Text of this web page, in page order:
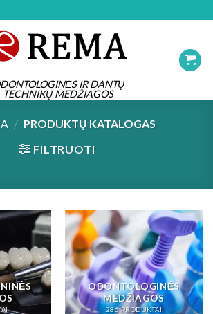
IR DANTŲ
TECHNIKŲ MEDŽIAGOS
/ PRODUKTŲ KATALOGAS
FILTRUOTI
ODONTOLOGINĖS
MEDŽIAGOS
286 PRODUKTAI